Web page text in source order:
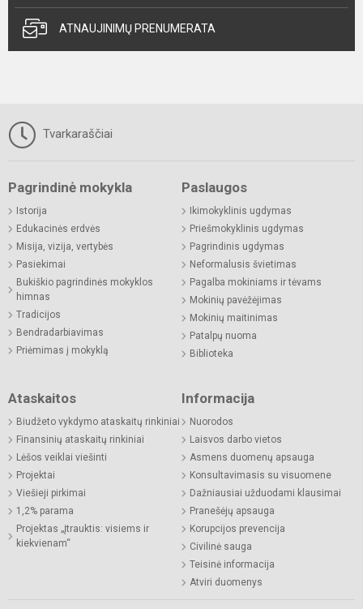
ATNAUJINIMŲ PRENUMERATA
Tvarkaraščiai
Pagrindinė mokykla
Istorija
Edukacinės erdvės
Misija, vizija, vertybės
Pasiekimai
Bukiškio pagrindinės mokyklos
himnas
Tradicijos
Bendradarbiavimas
Priėmimas į mokyklą
Paslaugos
Ikimokyklinis ugdymas
Priešmokyklinis ugdymas
Pagrindinis ugdymas
Neformalusis švietimas
Pagalba mokiniams ir tėvams
Mokinių pavėžėjimas
Mokinių maitinimas
Patalpų nuoma
Biblioteka
Ataskaitos
Biudžeto vykdymo ataskaitų rinkiniai
Finansinių ataskaitų rinkiniai
Lėšos veiklai viešinti
Projektai
Viešieji pirkimai
1,2% parama
Projektas „Įtrauktis: visiems ir
kiekvienam“
Informacija
Nuorodos
Laisvos darbo vietos
Asmens duomenų apsauga
Konsultavimasis su visuomene
Dažniausiai užduodami klausimai
Pranešėjų apsauga
Korupcijos prevencija
Civilinė sauga
Teisinė informacija
Atviri duomenys